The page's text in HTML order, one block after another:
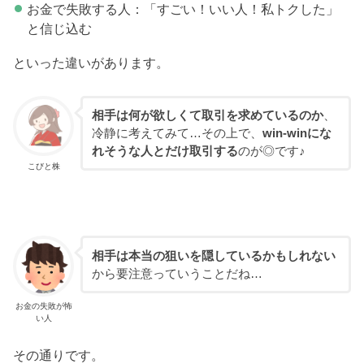
お金で失敗する人：「すごい！いい人！私トクした」
と信じ込む
といった違いがあります。
こびと株
相手は何が欲しくて取引を求めているのか、
冷静に考えてみて…その上で、 win-winにな
れそうな人とだけ取引するのが◎です♪
お金の失敗が怖
い人
相手は本当の狙いを隠しているかもしれない
から要注意っていうことだね…
その通りです。